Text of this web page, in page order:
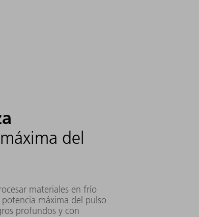
del
materiales en frío
máxima del pulso
profundos y con